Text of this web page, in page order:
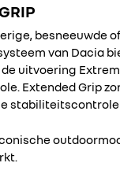
besneeuwde
van Dacia
uitvoering
Extended Grip
stabiliteitscontrole